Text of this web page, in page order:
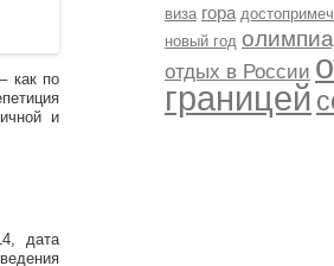
как по
и
дата
виза гора
новый год
отдых в России
границей